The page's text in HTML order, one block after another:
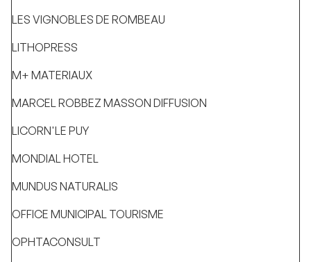
LES VIGNOBLES DE ROMBEAU
LITHOPRESS
M+ MATERIAUX
MARCEL ROBBEZ MASSON DIFFUSION
LICORN'LE PUY
MONDIAL HOTEL
MUNDUS NATURALIS
OFFICE MUNICIPAL TOURISME
OPHTACONSULT